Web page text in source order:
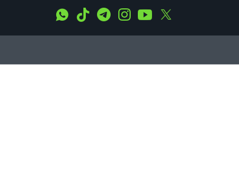
WhatsApp
Tiktok TelegramInstagramYoutube